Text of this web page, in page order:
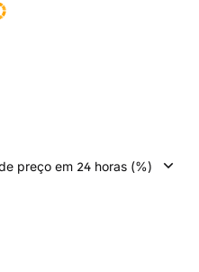
preço em 24 horas (%)